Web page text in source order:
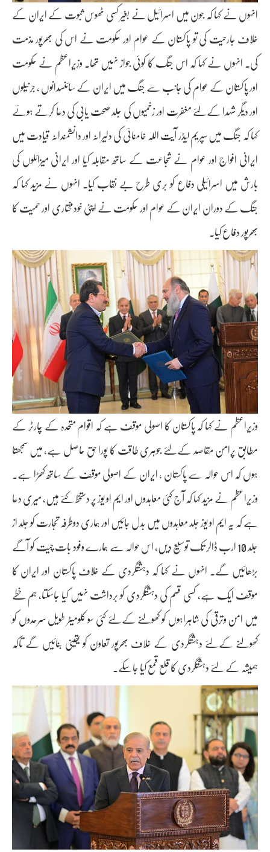
انہوں نے کہا کہ جون میں اسرائیل نے بغیر کسی ٹھوس ثبوت کے ایران کے
خلاف جارحیت کی تو پاکستان کے عوام اور حکومت نے اس کی بھرپور مذمت
کی۔ انہوں نے کہا کہ اس جنگ کا کوئی جواز نہیں تھا۔ وزیراعظم نے حکومت
اور پاکستان کے عوام کی جانب سے جنگ میں ایران کے سائنسدانوں ، جرنیلوں
اور دیگر شہدا کےلئے مغفرت اور زخمیوں کی جلد صحت یابی کی دعا کرتے ہوئے
کہا کہ جنگ میں سپریم لیڈر آیت اللہ خامنائی کی دلیرانہ اور دانشمندانہ قیادت میں
ایرانی افواج اور عوام نے شجاعت کے ساتھ مقابلہ کیا اور ایرانی میزائلوں کی
بارش میں اسرائیلی دفاع کو بری طرح بے نقاب کیا۔ انہوں نے مزید کہا کہ
جنگ کے دوران ایران کے عوام اور حکومت نے اپنی خودمختاری اور حمیت کا
بھرپور دفاع کیا۔
وزیراعظم نے کہا کہ پاکستان کا اصولی موقف ہے کہ اقوام متحدہ کے چارٹر کے
مطابق پرامن مقاصد کےلئے جوہری طاقت کا پورا حق حاصل ہے، میں سمجھتا
ہوں کہ اس حوالہ سے پاکستان ، ایران کے اصولی موقف کے ساتھ کھڑا ہے۔
وزیراعظم نے مزید کہا کہ آج کئی معاہدوں اور ایم او یوز پر دستخط کئے ہیں، میری دعا
ہے کہ یہ ایم او یوز جلد معاہدوں میں بدل جائیں اور ہماری دوطرفہ تجارت کو جلد از
جلد 10 ارب ڈالر تک توسیع دیں، اس حوالہ سے ہمارے وفود بات چیت کو آگے
بڑھائیں گے۔ انہوں نے کہا کہ دہشتگردی کے خلاف پاکستان اور ایران کا
موقف ایک ہے، کسی قسم کی دہشتگردی کو برداشت نہیں کیا جاسکتا، ہم خطے
میں امن وترقی کی شاہراہوں کو کھولنے کےلئے کئی سو کلومیٹر طویل سرحدوں کو
کھولنے کےلئے دہشتگردی کے خلاف بھرپور تعاون کو یقینی بنائیں گے تاکہ
ہمیشہ کے لئے دہشتگردی کا قلع قمع کیا جاسکے۔